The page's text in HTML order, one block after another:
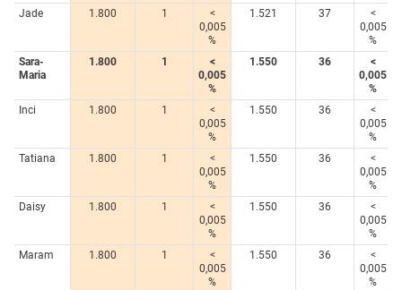
Jade
1.800 1
<
0,005
%
1.521 37
<
0,005
%
Sara-
Maria
1.800 1
<
0,005
%
1.550 36
<
0,005
%
Inci
1.800 1
<
0,005
%
1.550 36
<
0,005
%
Tatiana
1.800 1
<
0,005
%
1.550 36
<
0,005
%
Daisy
1.800 1
<
0,005
%
1.550 36
<
0,005
%
Maram
1.800 1
<
0,005
%
1.550 36
<
0,005
%